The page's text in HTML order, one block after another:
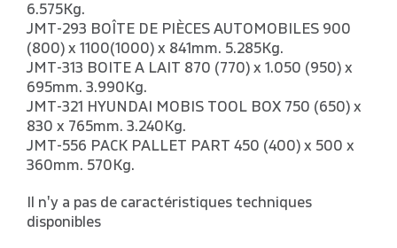
6.575Kg.
JMT-293 BOÎTE DE PIÈCES AUTOMOBILES 900
(800) x 1100(1000) x 841mm. 5.285Kg.
JMT-313 BOITE A LAIT 870 (770) x 1.050 (950) x
695mm. 3.990Kg.
JMT-321 HYUNDAI MOBIS TOOL BOX 750 (650) x
830 x 765mm. 3.240Kg.
JMT-556 PACK PALLET PART 450 (400) x 500 x
360mm. 570Kg.
Il n'y a pas de caractéristiques techniques
disponibles